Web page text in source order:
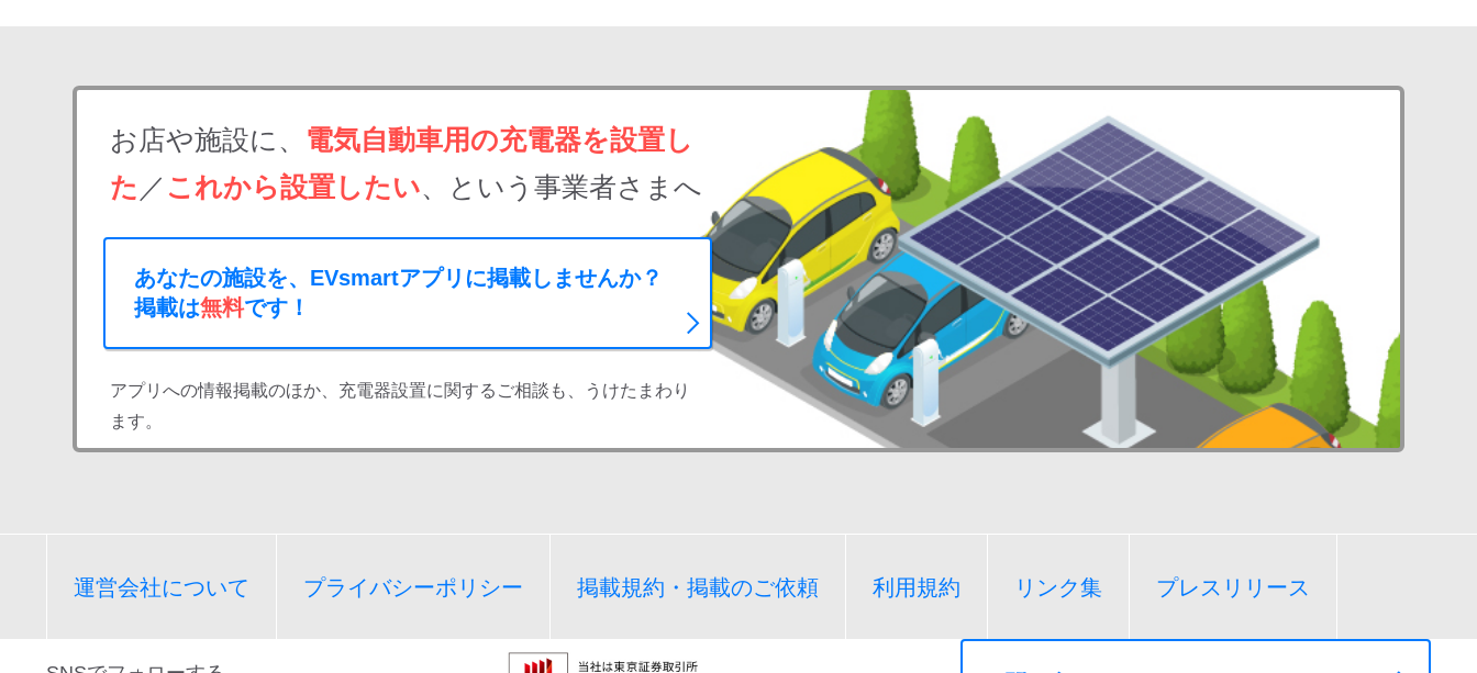
お店や施設に、 電気自動車用の充電器を設置し
た ／ これから設置したい、という事業者さまへ
あなたの施設を、EVsmartアプリに掲載しませんか？
掲載は無料です！
アプリへの情報掲載のほか、充電器設置に関するご相談も、うけたまわり
ます。
運営会社について プライバシーポリシー 掲載規約・掲載のご依頼 利用規約 リンク集 プレスリリース